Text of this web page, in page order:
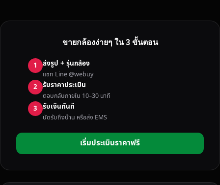
ขายกล้องง่ายๆ ใน 3 ขั้นตอน
1 ส่งรูป + รุ่นกล้อง
แชท Line @webuy
2 รับราคาประเมิน
ตอบกลับภายใน 10–30 นาที
3 รับเงินทันที
นัดรับถึงบ้าน หรือส่ง EMS
เริ่มประเมินราคาฟรี